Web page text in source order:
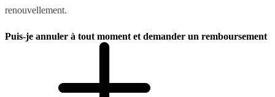
renouvellement.
Puis-je annuler à tout moment et demander un remboursement